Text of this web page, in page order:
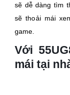
sẽ dễ dàng tìm
sẽ thoải mái
game.
Với
mái tại